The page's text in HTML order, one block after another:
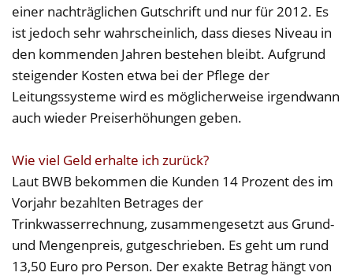
einer nachträglichen Gutschrift und nur für 2012. Es
ist jedoch sehr wahrscheinlich, dass dieses Niveau in
den kommenden Jahren bestehen bleibt. Aufgrund
steigender Kosten etwa bei der Pflege der
Leitungssysteme wird es möglicherweise irgendwann
auch wieder Preiserhöhungen geben.
Wie viel Geld erhalte ich zurück?
Laut BWB bekommen die Kunden 14 Prozent des im
Vorjahr bezahlten Betrages der
Trinkwasserrechnung, zusammengesetzt aus Grund-
und Mengenpreis, gutgeschrieben. Es geht um rund
13,50 Euro pro Person. Der exakte Betrag hängt von